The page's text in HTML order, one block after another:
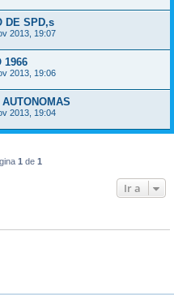
DE SPD,s
2013, 19:07
1966
2013, 19:06
2013, 19:04
1 de 1
Ir a